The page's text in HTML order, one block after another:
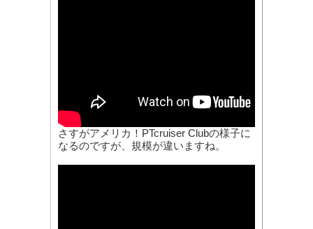
さすがアメリカ！PTcruiser Clubの様子に
なるのですが、規模が違いますね。